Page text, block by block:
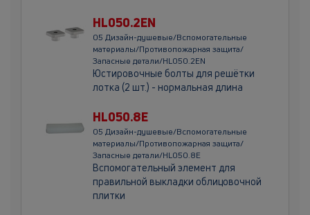
HL050.2EN
05 Дизайн-душевые/Вспомогательные
материалы/Противопожарная защита/
Запасные детали/HL050.2EN
Юстировочные болты для решётки
лотка (2 шт.) - нормальная длина
HL050.8E
05 Дизайн-душевые/Вспомогательные
материалы/Противопожарная защита/
Запасные детали/HL050.8E
Вспомогательный элемент для
правильной выкладки облицовочной
плитки